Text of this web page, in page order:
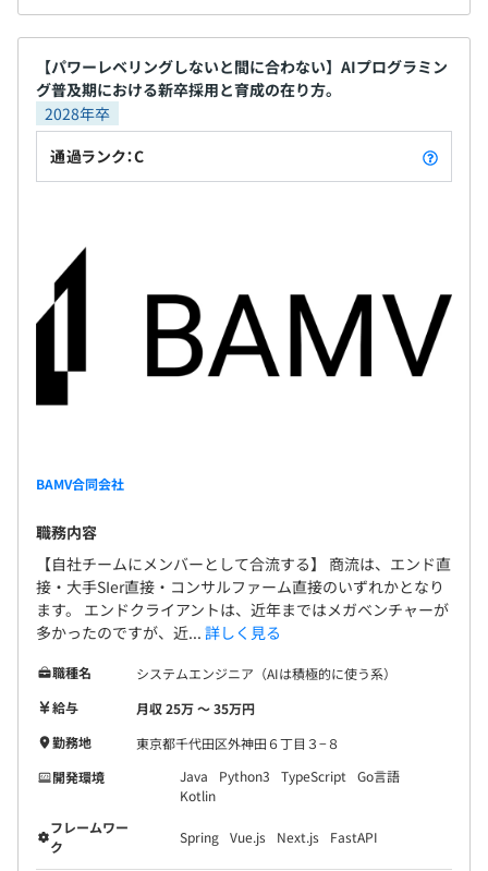
Docker、Kubernetes、Amazon ECS、Google
Kubernetes Engine、Amazon Elastic Kubernetes
Service、Amazon CloudWatch
でアジャイルのプラクティスが選択されるプロジェクトで
い。クライアントの事情に合わせて。）
BAMVのメンバーは成果へのコダワリが強い職人肌のメン
バーが多い気がします。仕事が好きな人の方がフィットし
やすいかも。
顧客満足や成果への優先度が高く、所謂エンジニアファー
スト的な空気はありません。（むしろエンジニア側が嫌が
チーム内外のコミュニケーションはSlackのほか、
MetaLife(2Dのバーチャルオフィス)が便利。 なんか話し
ていると、人が集まってきがち。
【パワーレベリングしないと間に合わない】AIプログラミン
グ普及期における新卒採用と育成の在り方。
2028年卒
通過ランク：C
BAMV合同会社
職務内容
【自社チームにメンバーとして合流する】 商流は、エンド直
接・大手SIer直接・コンサルファーム直接のいずれかとなり
ます。 エンドクライアントは、近年まではメガベンチャーが
多かったのですが、近... 詳しく見る
職種名
システムエンジニア（AIは積極的に使う系）
給与
月収 25万 〜 35万円
勤務地
東京都千代田区外神田６丁目３−８
開発環境
Java Python3 TypeScript
Go言語
Kotlin
フレームワー
ク
Spring Vue.js Next.js FastAPI